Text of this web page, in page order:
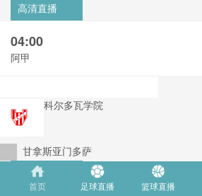
高清直播
04:00
阿甲
科尔多瓦学院
甘拿斯亚门多萨
高清直播
首页 足球直播 篮球直播